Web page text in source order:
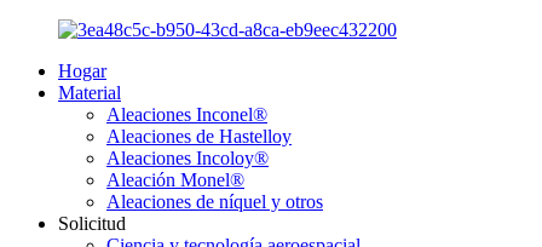
Hogar
Material
Aleaciones Inconel®
Aleaciones de Hastelloy
Aleaciones Incoloy®
Aleación Monel®
Aleaciones de níquel y otros
Solicitud